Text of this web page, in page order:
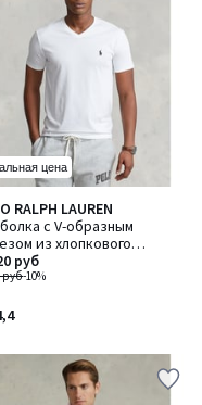
цена
RALPH LAUREN
с V-образным
из хлопкового
руб-10%
руб